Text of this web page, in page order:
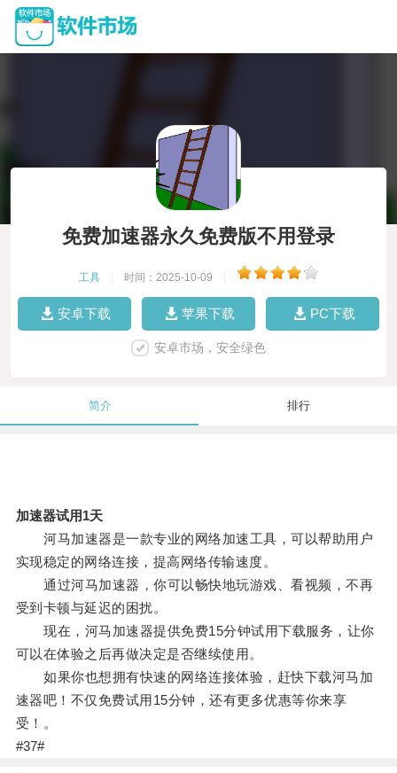
免费加速器永久免费版不用登录
工具 时间：2025-10-09
安卓下载 苹果下载 PC下载
安卓市场，安全绿色
简介 排行
加速器试用1天
河马加速器是一款专业的网络加速工具，可以帮助用户
实现稳定的网络连接，提高网络传输速度。
通过河马加速器，你可以畅快地玩游戏、看视频，不再
受到卡顿与延迟的困扰。
现在，河马加速器提供免费15分钟试用下载服务，让你
可以在体验之后再做决定是否继续使用。
如果你也想拥有快速的网络连接体验，赶快下载河马加
速器吧！不仅免费试用15分钟，还有更多优惠等你来享
受！。
#37#